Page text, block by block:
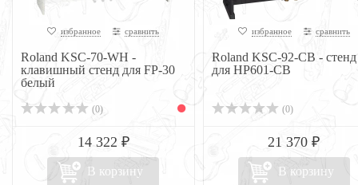
избранное сравнить
Roland KSC-70-WH -
клавишный стенд для FP-30
белый
(0)
14 322 ₽
В корзину
избранное сравнить
Roland KSC-92-CB - стенд
для HP601-CB
(0)
21 370 ₽
В корзину